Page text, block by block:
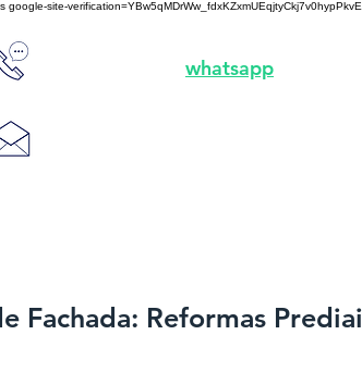
google-site-
whatsapp
Fachada: Reformas